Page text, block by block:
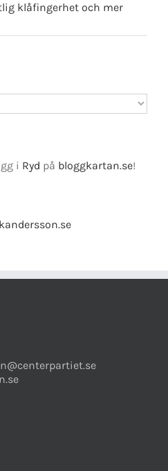
klåfingerhet och mer
i Ryd på bloggkartan.se!